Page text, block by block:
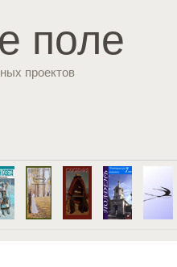
поле
проектов